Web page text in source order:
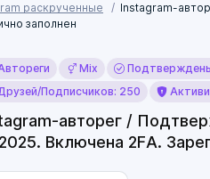
раскрученные
Instagram-
заполнен
Mix
Подписчиков: 250
авторег /
Включена 2FA.